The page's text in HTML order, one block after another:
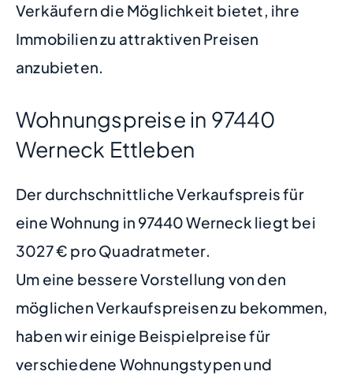
Verkäufern die Möglichkeit bietet, ihre
Immobilien zu attraktiven Preisen
anzubieten.
Wohnungspreise in 97440
Werneck Ettleben
Der durchschnittliche Verkaufspreis für
eine Wohnung in 97440 Werneck liegt bei
3027 € pro Quadratmeter.
Um eine bessere Vorstellung von den
möglichen Verkaufspreisen zu bekommen,
haben wir einige Beispielpreise für
verschiedene Wohnungstypen und